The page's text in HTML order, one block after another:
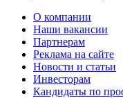
О компании
Наши вакансии
Партнерам
Реклама на сайте
Новости и статьи
Инвесторам
Кандидаты по